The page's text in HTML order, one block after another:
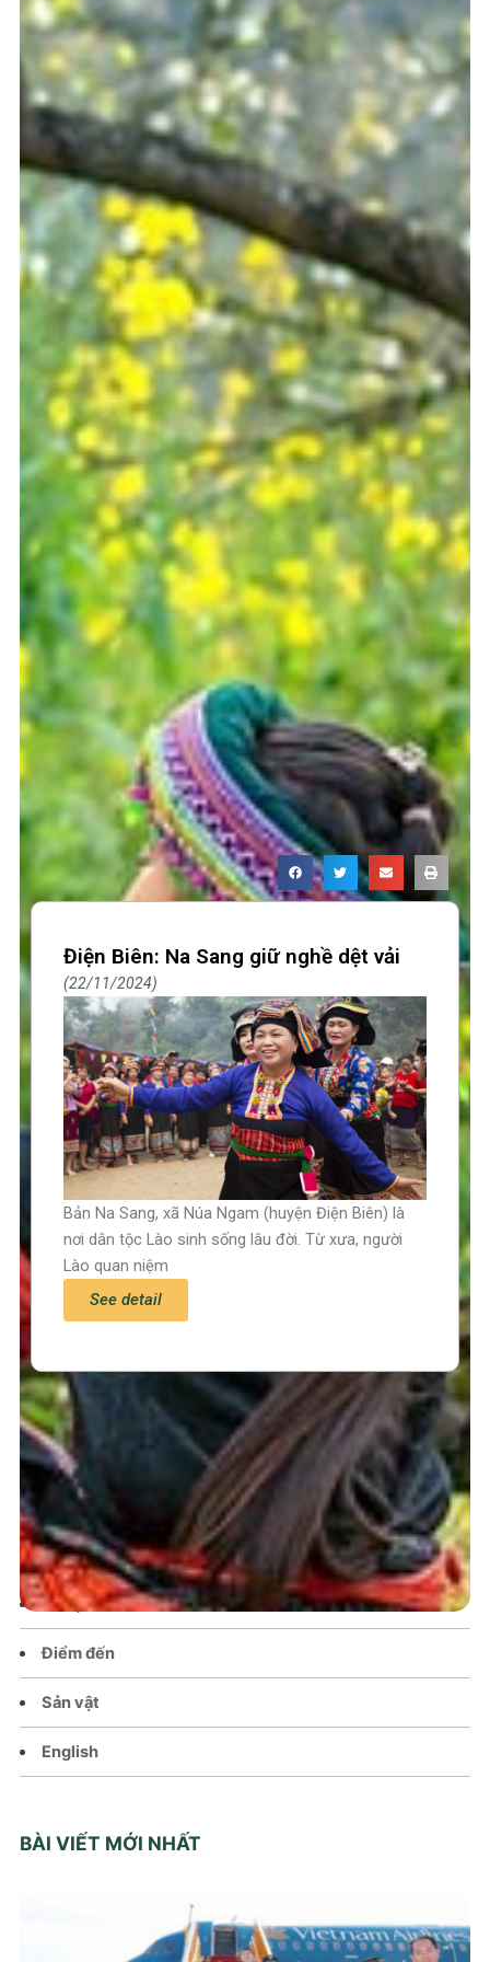
Trang chủ
Tin tức – Sự kiện
Chính sách
Văn hoá – Đời sống
Lễ hội
Điểm đến
Sản vật
English
BÀI VIẾT MỚI NHẤT
Điện Biên: Na Sang giữ nghề dệt vải
22/11/2024
Bản Na Sang, xã Núa Ngam (huyện Điện Biên) là
nơi dân tộc Lào sinh sống lâu đời. Từ xưa, người
Lào quan niệm
See detail